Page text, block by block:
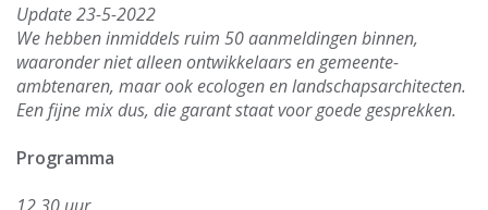
Update 23-5-2022
We hebben inmiddels ruim 50 aanmeldingen binnen,
waaronder niet alleen ontwikkelaars en gemeente-
ambtenaren, maar ook ecologen en landschapsarchitecten.
Een fijne mix dus, die garant staat voor goede gesprekken.
Programma